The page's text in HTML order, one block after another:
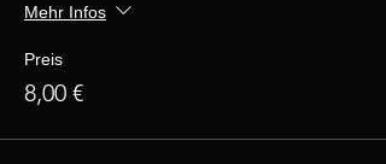
Mehr Infos
Preis
8,00 €